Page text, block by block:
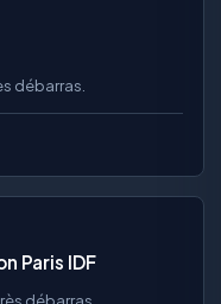
débarras.
Paris IDF
débarras.